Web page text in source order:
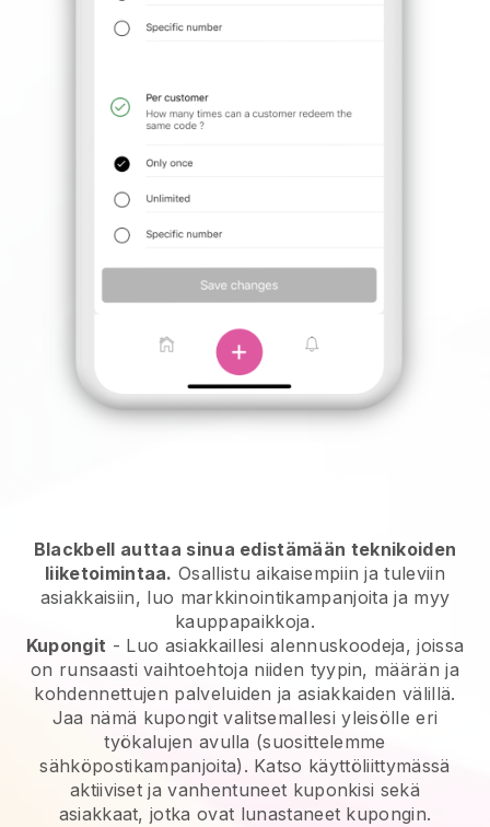
Blackbell auttaa sinua edistämään teknikoiden
liiketoimintaa. Osallistu aikaisempiin ja tuleviin
asiakkaisiin, luo markkinointikampanjoita ja myy
kauppapaikkoja.
Kupongit - Luo asiakkaillesi alennuskoodeja, joissa
on runsaasti vaihtoehtoja niiden tyypin, määrän ja
kohdennettujen palveluiden ja asiakkaiden välillä.
Jaa nämä kupongit valitsemallesi yleisölle eri
työkalujen avulla (suosittelemme
sähköpostikampanjoita). Katso käyttöliittymässä
aktiiviset ja vanhentuneet kuponkisi sekä
asiakkaat, jotka ovat lunastaneet kupongin.